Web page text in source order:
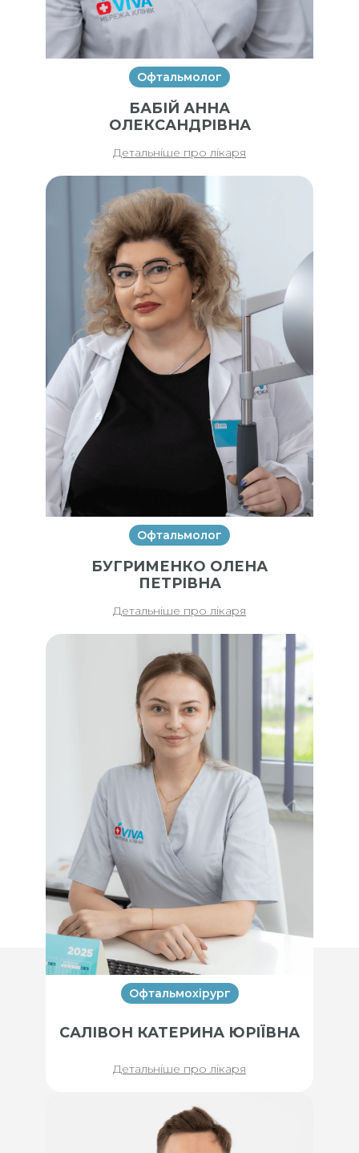
Офтальмолог
БАБІЙ АННА
ОЛЕКСАНДРІВНА
Детальніше про лікаря
Офтальмолог
БУГРИМЕНКО ОЛЕНА
ПЕТРІВНА
Детальніше про лікаря
Офтальмохірург
САЛІВОН КАТЕРИНА ЮРІЇВНА
Детальніше про лікаря